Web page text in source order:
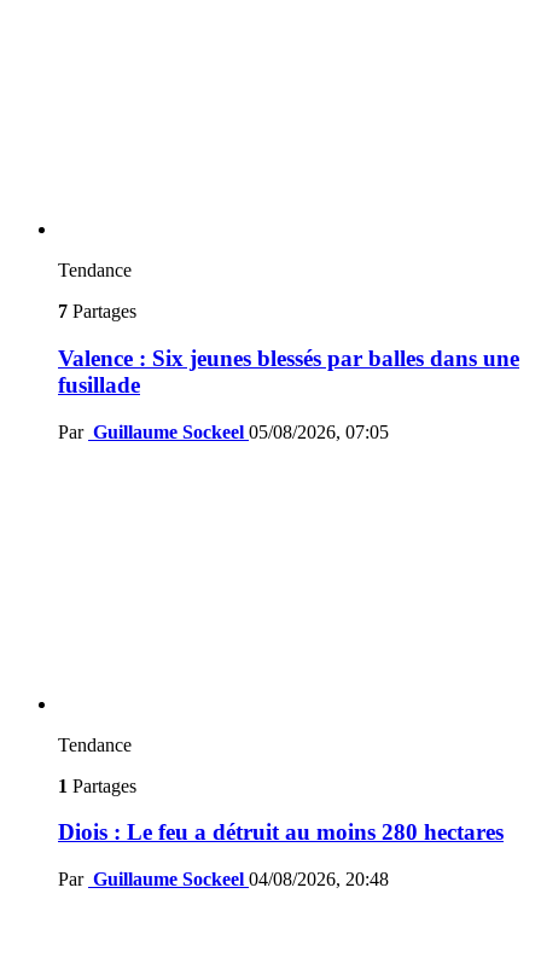
Tendance
7 Partages
Valence : Six jeunes blessés par balles dans une
fusillade
Par Guillaume Sockeel 05/08/2026, 07:05
Tendance
1 Partages
Diois : Le feu a détruit au moins 280 hectares
Par Guillaume Sockeel 04/08/2026, 20:48